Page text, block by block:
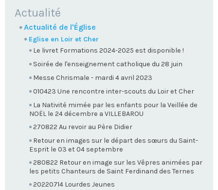
NAVIGATION
Actualité
Actualité de l'Église
Eglise en Loir et Cher
Le livret Formations 2024-2025 est disponible !
Soirée de l'enseignement catholique du 28 juin
Messe Chrismale - mardi 4 avril 2023
010423 Une rencontre inter-scouts du Loir et Cher
La Nativité mimée par les enfants pour la Veillée de
NOËL le 24 décembre a VILLEBAROU
270822 Au revoir au Père Didier
Retour en images sur le départ des sœurs du Saint-
Esprit le 03 et 04 septembre
280822 Retour en image sur les Vêpres animées par
les petits Chanteurs de Saint Ferdinand des Ternes
20220714 Lourdes Jeunes